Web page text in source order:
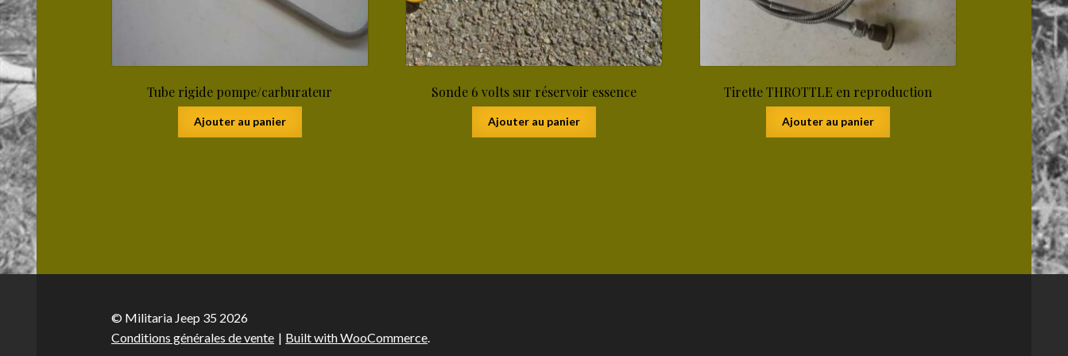
Tube rigide pompe/carburateur
Ajouter au panier
Sonde 6 volts sur réservoir essence
Ajouter au panier
Tirette THROTTLE en reproduction
Ajouter au panier
© Militaria Jeep 35 2026
Conditions générales de vente
Built with WooCommerce.